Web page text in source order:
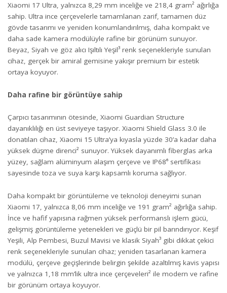
Xiaomi 17 Ultra, yalnızca 8,29 mm inceliğe ve 218,4 gram² ağırlığa
sahip. Ultra ince çerçevelerle tamamlanan zarif, tamamen düz
gövde tasarımı ve yeniden konumlandırılmış, daha kompakt ve
daha sade kamera modülüyle rafine bir görünüm sunuyor.
Beyaz, Siyah ve göz alıcı Işıltılı Yeşil³ renk seçenekleriyle sunulan
cihaz, gerçek bir amiral gemisine yakışır premium bir estetik
ortaya koyuyor.
Daha rafine bir görüntüye sahip
Çarpıcı tasarımının ötesinde, Xiaomi Guardian Structure
dayanıklılığı en üst seviyeye taşıyor. Xiaomi Shield Glass 3.0 ile
donatılan cihaz, Xiaomi 15 Ultra’ya kıyasla yüzde 30’a kadar daha
yüksek düşme direnci² sunuyor. Yüksek dayanımlı fiberglas arka
yüzey, sağlam alüminyum alaşım çerçeve ve IP68⁶ sertifikası
sayesinde toza ve suya karşı kapsamlı koruma sağlıyor.
Daha kompakt bir görüntüleme ve teknoloji deneyimi sunan
Xiaomi 17, yalnızca 8,06 mm inceliğe ve 191 gram² ağırlığa sahip.
İnce ve hafif yapısına rağmen yüksek performanslı işlem gücü,
gelişmiş görüntüleme yetenekleri ve güçlü bir pil barındırıyor. Keşif
Yeşili, Alp Pembesi, Buzul Mavisi ve klasik Siyah³ gibi dikkat çekici
renk seçenekleriyle sunulan cihaz; yeniden tasarlanan kamera
modülü, çerçeve geçişlerinde belirgin şekilde azaltılmış kavis yapısı
ve yalnızca 1,18 mm’lik ultra ince çerçeveleri² ile modern ve rafine
bir görünüm ortaya koyuyor.